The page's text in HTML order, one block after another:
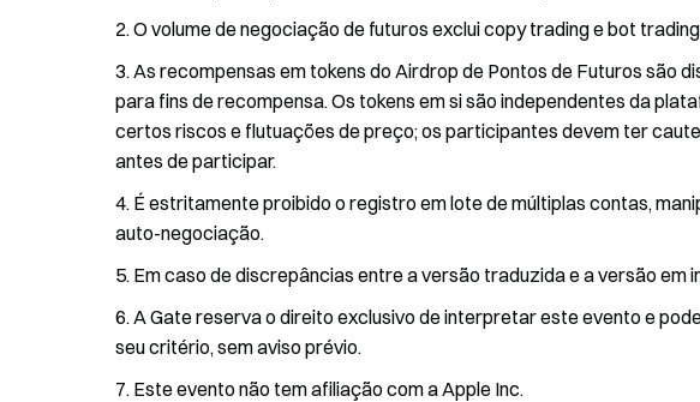
O volume de negociação de futuros exclui copy trading e bot
As recompensas em tokens do Airdrop de Pontos de Futuros são
para fins de recompensa. Os tokens em si são independentes da
certos riscos e flutuações de preço; os participantes devem ter
antes de participar.
É estritamente proibido o registro em lote de múltiplas contas,
auto-negociação.
Em caso de discrepâncias entre a versão traduzida e a versão em
A Gate reserva o direito exclusivo de interpretar este evento e
seu critério, sem aviso prévio.
Este evento não tem afiliação com a Apple Inc.